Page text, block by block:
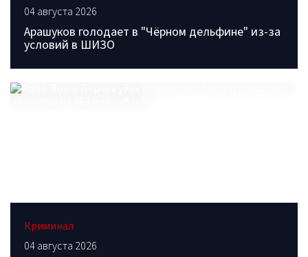
04 августа 2026
Арашуков голодает в "Чёрном дельфине" из-за
условий в ШИЗО
Криминал
04 августа 2026